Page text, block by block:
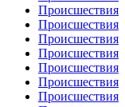
Происшествия
Происшествия
Происшествия
Происшествия
Происшествия
Происшествия
Происшествия